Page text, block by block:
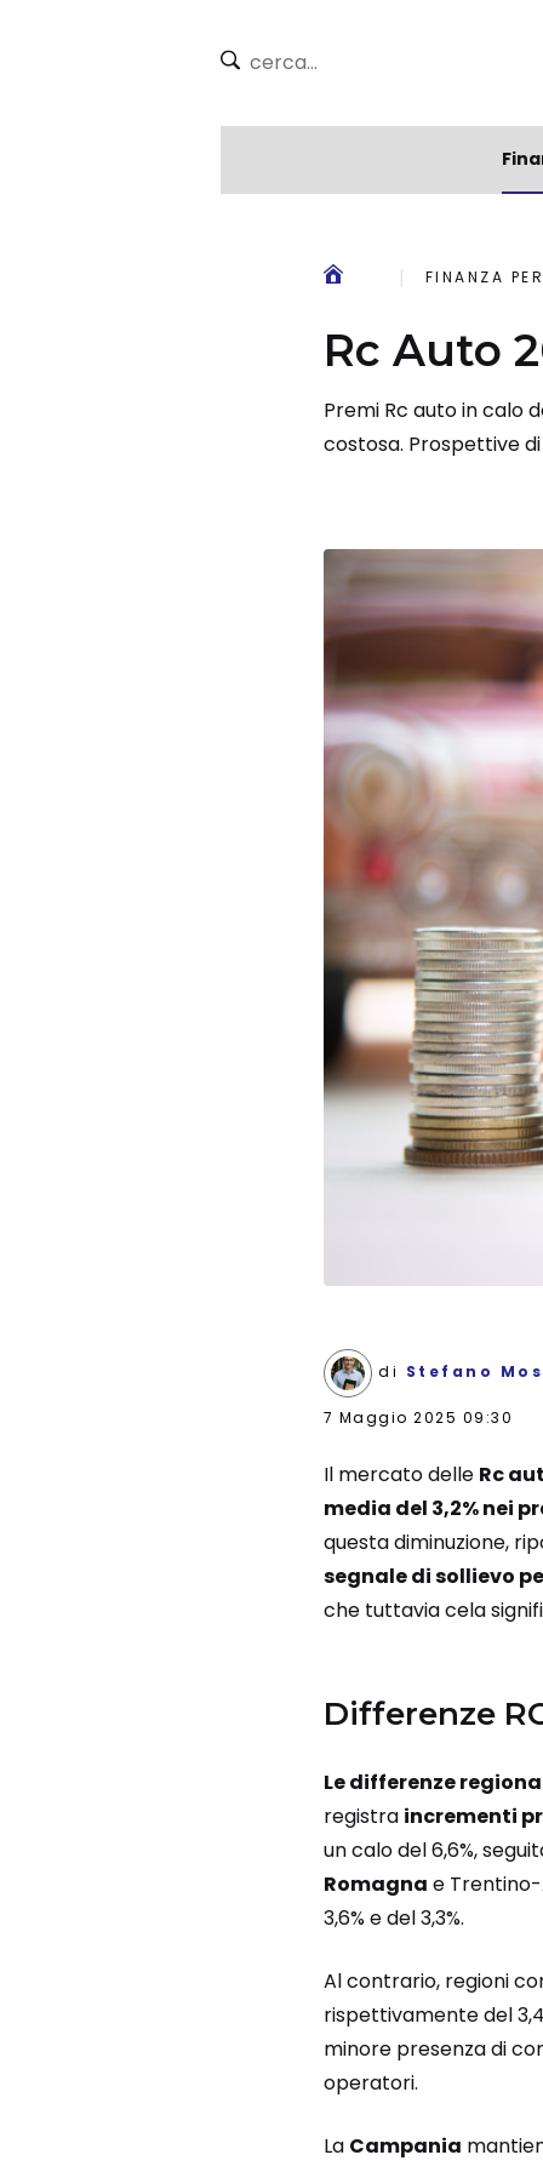
FINANZA
Rc Auto
Premi Rc auto in calo
costosa. Prospettive
di Stefano
7 Maggio 2025 09:30
Il mercato delle Rc
media del 3,2% nei
questa diminuzione,
segnale di sollievo
che tuttavia cela
Differenze
Le differenze
registra incrementi
un calo del 6,6%,
Romagna e
3,6% e del 3,3%.
Al contrario, regioni
rispettivamente del
minore presenza di
operatori.
La Campania